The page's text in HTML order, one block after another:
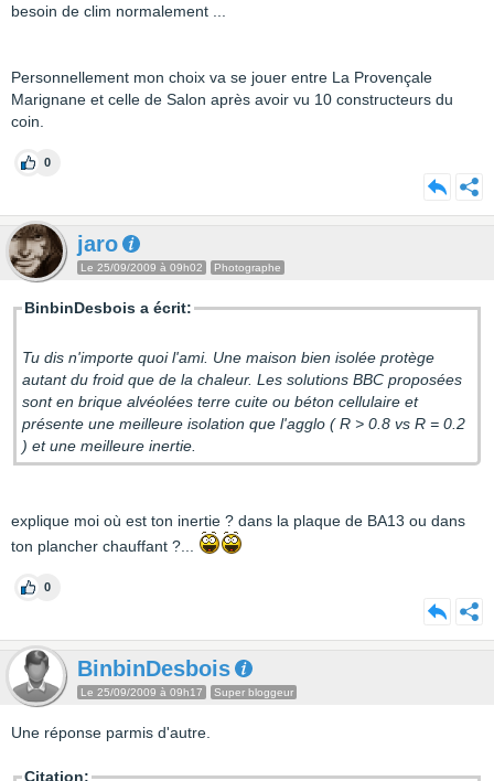
besoin de clim normalement ...
Personnellement mon choix va se jouer entre La Provençale
Marignane et celle de Salon après avoir vu 10 constructeurs du
coin.
0
jaro
Le 25/09/2009 à 09h02 Photographe
BinbinDesbois a écrit:
Tu dis n'importe quoi l'ami. Une maison bien isolée protège
autant du froid que de la chaleur. Les solutions BBC proposées
sont en brique alvéolées terre cuite ou béton cellulaire et
présente une meilleure isolation que l'agglo ( R > 0.8 vs R = 0.2
) et une meilleure inertie.
explique moi où est ton inertie ? dans la plaque de BA13 ou dans
ton plancher chauffant ?...
0
BinbinDesbois
Le 25/09/2009 à 09h17 Super bloggeur
Une réponse parmis d'autre.
Citation: